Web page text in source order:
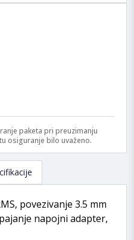
paketa pri preuzimanju
osiguranje bilo uvaženo.
povezivanje 3.5 mm
napojni adapter,